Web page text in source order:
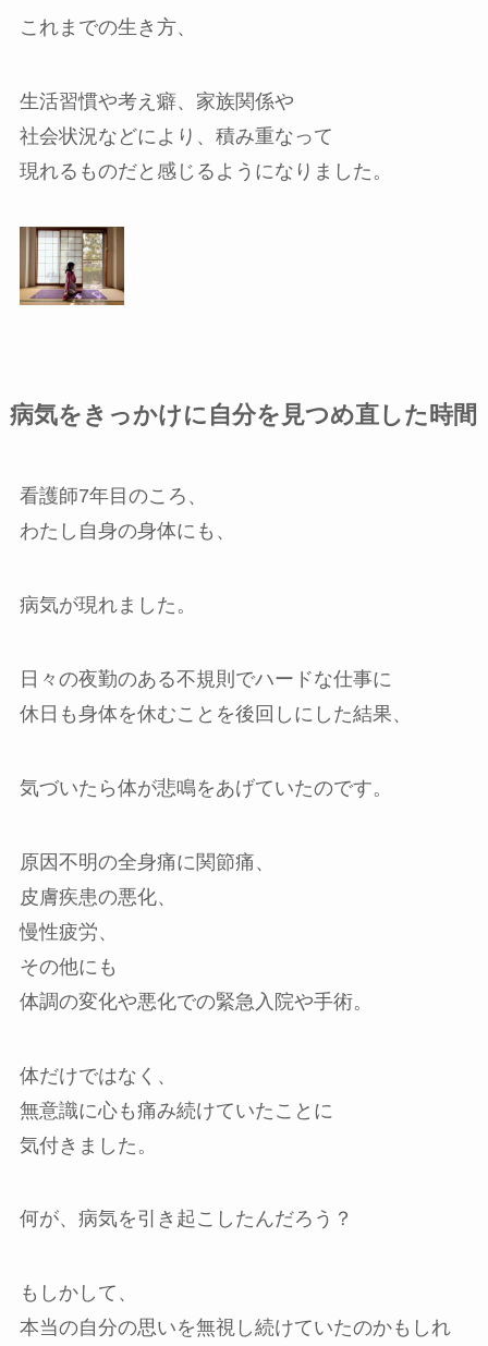
これまでの生き方、
生活習慣や考え癖、家族関係や
社会状況などにより、積み重なって
現れるものだと感じるようになりました。
病気をきっかけに自分を見つめ直した時間
看護師7年目のころ、
わたし自身の身体にも、
病気が現れました。
日々の夜勤のある不規則でハードな仕事に
休日も身体を休むことを後回しにした結果、
気づいたら体が悲鳴をあげていたのです。
原因不明の全身痛に関節痛、
皮膚疾患の悪化、
慢性疲労、
その他にも
体調の変化や悪化での緊急入院や手術。
体だけではなく、
無意識に心も痛み続けていたことに
気付きました。
何が、病気を引き起こしたんだろう？
もしかして、
本当の自分の思いを無視し続けていたのかもしれ